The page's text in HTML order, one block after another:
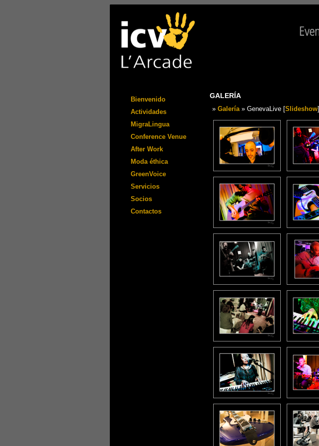
Bienvenido
Actividades
MigraLingua
Conference Venue
After Work
Moda éthica
GreenVoice
Servicios
Socios
Contactos
GALERÍA
» Galería» GenevaLive [Slideshow]